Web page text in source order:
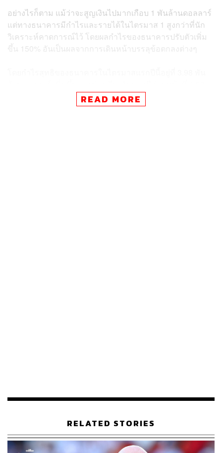
อย่างไรก็ตาม แม้ว่าจะสูญเงินไปมากเกือบ 1 พันล้านดอลลาร์
แต่ทางธนาคารมีกำไรและรายได้ในไตรมาส 1 สูงกว่าที่นัก
วิเคราะห์คาดการณ์ไว้ โดยผลกำไรของธนาคารปรับตัวเพิ่ม
ขึ้น 150% อันเป็นผลจากการเดินหน้าบรรลุข้อตกลงต่างๆ
พันล้านดอลลาร์ ขณะที่รายได้สุทธิของธนาคารเพิ่มขึ้นมาอยู่
ที่ 1.567 หมื่นล้านดอลลาร์ เนื่องจากธนาคารได้รับค่า
กว่าคาด หลังภาคธุรกิจฟื้นตัวแข็งแกร่ง
ำสุดในรอบเกือบ 2 ปี พิษเงินเฟ้อพุ่ง-ดอกเบี้ยสูง ฉุดเศร
ษฐกิจถดถอย
READ MORE
RELATED STORIES